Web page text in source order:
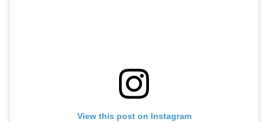
View this post on Instagram